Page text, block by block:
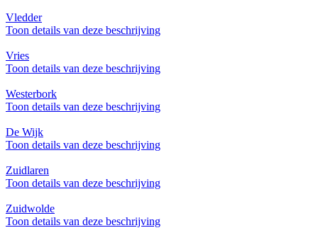
Vledder
Toon details van deze beschrijving
Vries
Toon details van deze beschrijving
Westerbork
Toon details van deze beschrijving
De Wijk
Toon details van deze beschrijving
Zuidlaren
Toon details van deze beschrijving
Zuidwolde
Toon details van deze beschrijving